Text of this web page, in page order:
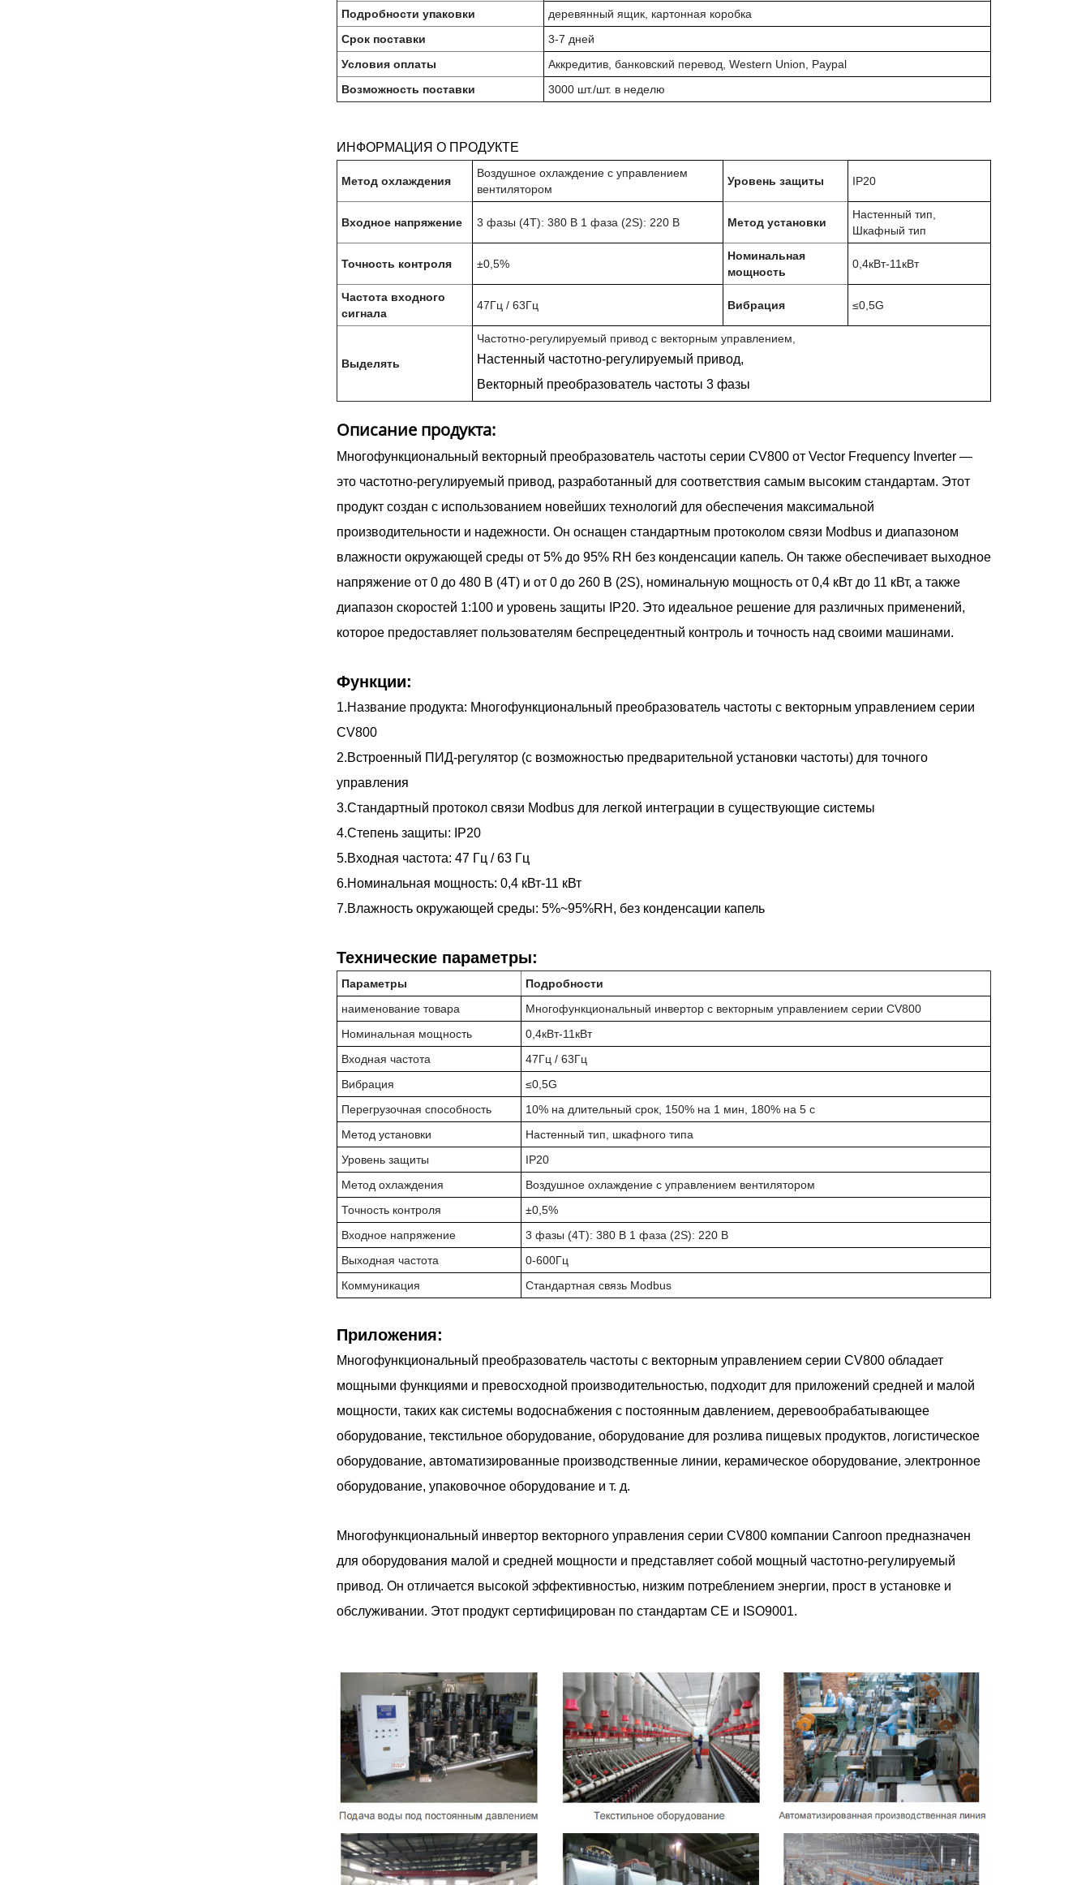
Подробности упаковки
деревянный ящик, картонная коробка
Срок поставки
3-7 дней
Условия оплаты
Аккредитив, банковский перевод, Western Union, Paypal
Возможность поставки
3000 шт./шт. в неделю
ИНФОРМАЦИЯ О ПРОДУКТЕ
Метод охлаждения
Воздушное охлаждение с управлением
вентилятором
Уровень защиты IP20
Входное напряжение 3 фазы (4T): 380 В 1 фаза (2S): 220 В Метод установки
Настенный тип,
Шкафный тип
Точность контроля ±0,5%
Номинальная
мощность
0,4кВт-11кВт
Частота входного
сигнала
47Гц / 63Гц Вибрация ≤0,5G
Выделять
Частотно-регулируемый привод с векторным управлением
Настенный частотно-регулируемый привод,
Векторный преобразователь частоты 3 фазы
Описание продукта:
Многофункциональный векторный преобразователь частоты серии CV800 от Vector Frequency Inverter —
это частотно-регулируемый привод, разработанный для соответствия самым высоким стандартам. Этот
продукт создан с использованием новейших технологий для обеспечения максимальной
производительности и надежности. Он оснащен стандартным протоколом связи Modbus и диапазоном
влажности окружающей среды от 5% до 95% RH без конденсации капель. Он также обеспечивает выходное
напряжение от 0 до 480 В (4T) и от 0 до 260 В (2S), номинальную мощность от 0,4 кВт до 11 кВт, а также
диапазон скоростей 1:100 и уровень защиты IP20. Это идеальное решение для различных применений,
которое предоставляет пользователям беспрецедентный контроль и точность над своими машинами.
Функции:
1.Название продукта: Многофункциональный преобразователь частоты с векторным управлением серии
CV800
2.Встроенный ПИД-регулятор (с возможностью предварительной установки частоты) для точного
управления
3.Стандартный протокол связи Modbus для легкой интеграции в существующие системы
4.Степень защиты: IP20
5.Входная частота: 47 Гц / 63 Гц
6.Номинальная мощность: 0,4 кВт-11 кВт
7.Влажность окружающей среды: 5%~95%RH, без конденсации капель
Технические параметры:
Параметры
Подробности
наименование товара
Многофункциональный инвертор с векторным управлением серии CV800
Номинальная мощность
0,4кВт-11кВт
Входная частота
47Гц / 63Гц
Вибрация
≤0,5G
Перегрузочная способность
10% на длительный срок, 150% на 1 мин, 180% на 5 с
Метод установки
Настенный тип, шкафного типа
Уровень защиты
IP20
Метод охлаждения
Воздушное охлаждение с управлением вентилятором
Точность контроля
±0,5%
Входное напряжение
3 фазы (4T): 380 В 1 фаза (2S): 220 В
Выходная частота
0-600Гц
Коммуникация
Стандартная связь Modbus
Приложения:
Многофункциональный преобразователь частоты с векторным управлением серии CV800 обладает
мощными функциями и превосходной производительностью, подходит для приложений средней и малой
мощности, таких как системы водоснабжения с постоянным давлением, деревообрабатывающее
оборудование, текстильное оборудование, оборудование для розлива пищевых продуктов, логистическое
оборудование, автоматизированные производственные линии, керамическое оборудование, электронное
оборудование, упаковочное оборудование и т. д.
Многофункциональный инвертор векторного управления серии CV800 компании Canroon предназначен
для оборудования малой и средней мощности и представляет собой мощный частотно-регулируемый
привод. Он отличается высокой эффективностью, низким потреблением энергии, прост в установке и
обслуживании. Этот продукт сертифицирован по стандартам CE и ISO9001.